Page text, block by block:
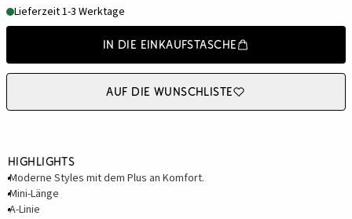
Lieferzeit 1-3 Werktage
In die Einkaufstasche
Auf die Wunschliste
Highlights
Moderne Styles mit dem Plus an Komfort.
Mini-Länge
A-Linie